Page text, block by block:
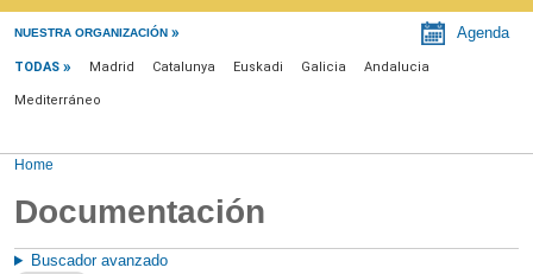
NUESTRA ORGANIZACIÓN Agenda
Menu documentación
TODAS Madrid Catalunya Euskadi Galicia Andalucia
Mediterráneo
Home
Documentación
Buscador avanzado